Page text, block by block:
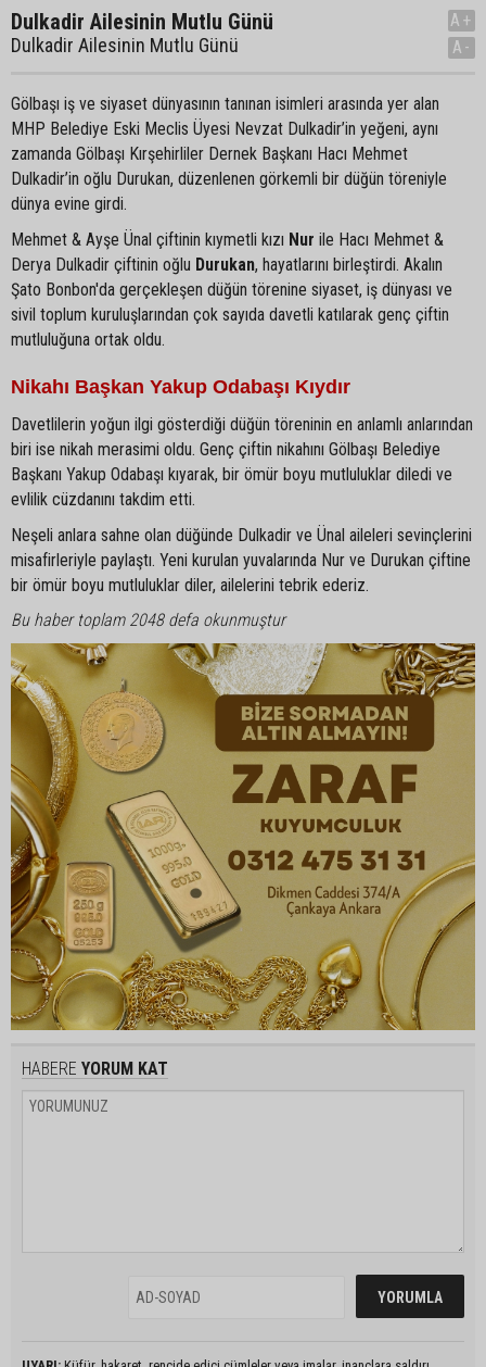
Dulkadir Ailesinin Mutlu Günü
Dulkadir Ailesinin Mutlu Günü
A+
A-
Gölbaşı iş ve siyaset dünyasının tanınan isimleri arasında yer alan
MHP Belediye Eski Meclis Üyesi Nevzat Dulkadir’in yeğeni, aynı
zamanda Gölbaşı Kırşehirliler Dernek Başkanı Hacı Mehmet
Dulkadir’in oğlu Durukan, düzenlenen görkemli bir düğün töreniyle
dünya evine girdi.
Mehmet & Ayşe Ünal çiftinin kıymetli kızı Nur ile Hacı Mehmet &
Derya Dulkadir çiftinin oğlu Durukan, hayatlarını birleştirdi. Akalın
Şato Bonbon'da gerçekleşen düğün törenine siyaset, iş dünyası ve
sivil toplum kuruluşlarından çok sayıda davetli katılarak genç çiftin
mutluluğuna ortak oldu.
Nikahı Başkan Yakup Odabaşı Kıydır
Davetlilerin yoğun ilgi gösterdiği düğün töreninin en anlamlı anlarından
biri ise nikah merasimi oldu. Genç çiftin nikahını Gölbaşı Belediye
Başkanı Yakup Odabaşı kıyarak, bir ömür boyu mutluluklar diledi ve
evlilik cüzdanını takdim etti.
Neşeli anlara sahne olan düğünde Dulkadir ve Ünal aileleri sevinçlerini
misafirleriyle paylaştı. Yeni kurulan yuvalarında Nur ve Durukan çiftine
bir ömür boyu mutluluklar diler, ailelerini tebrik ederiz.
Bu haber toplam 2048 defa okunmuştur
HABERE YORUM KAT